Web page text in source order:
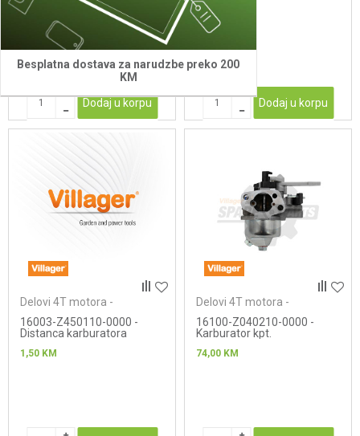
Besplatna dostava za narudzbe preko 200
KM
235,00
Dodaj u korpu
8,50
Dodaj u korpu
Delovi 4T motora -
16003-Z450110-0000 -
Distanca karburatora
1,50 KM
Delovi 4T motora -
16100-Z040210-0000 -
Karburator kpt.
74,00 KM